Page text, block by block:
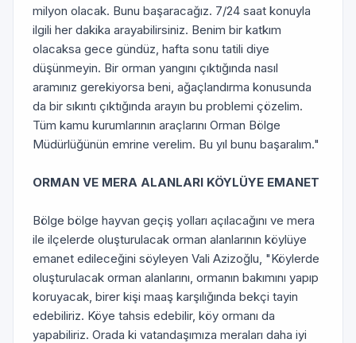
milyon olacak. Bunu başaracağız. 7/24 saat konuyla
ilgili her dakika arayabilirsiniz. Benim bir katkım
olacaksa gece gündüz, hafta sonu tatili diye
düşünmeyin. Bir orman yangını çıktığında nasıl
aramınız gerekiyorsa beni, ağaçlandırma konusunda
da bir sıkıntı çıktığında arayın bu problemi çözelim.
Tüm kamu kurumlarının araçlarını Orman Bölge
Müdürlüğünün emrine verelim. Bu yıl bunu başaralım."
ORMAN VE MERA ALANLARI KÖYLÜYE EMANET
Bölge bölge hayvan geçiş yolları açılacağını ve mera
ile ilçelerde oluşturulacak orman alanlarının köylüye
emanet edileceğini söyleyen Vali Azizoğlu, "Köylerde
oluşturulacak orman alanlarını, ormanın bakımını yapıp
koruyacak, birer kişi maaş karşılığında bekçi tayin
edebiliriz. Köye tahsis edebilir, köy ormanı da
yapabiliriz. Orada ki vatandaşımıza meraları daha iyi